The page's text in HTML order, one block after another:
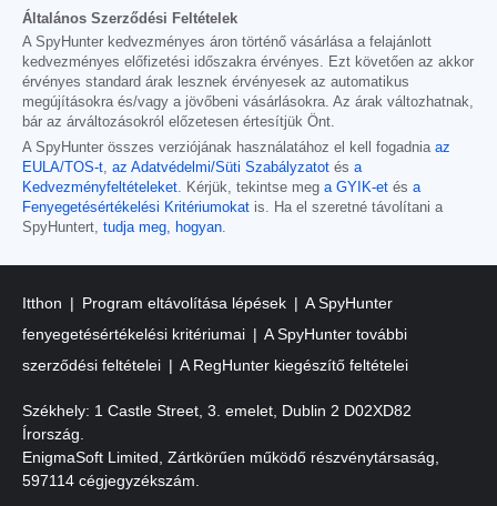
Általános Szerződési Feltételek
A SpyHunter kedvezményes áron történő vásárlása a felajánlott
kedvezményes előfizetési időszakra érvényes. Ezt követően az akkor
érvényes standard árak lesznek érvényesek az automatikus
megújításokra és/vagy a jövőbeni vásárlásokra. Az árak változhatnak,
bár az árváltozásokról előzetesen értesítjük Önt.
A SpyHunter összes verziójának használatához el kell fogadnia az
EULA/TOS-t, az Adatvédelmi/Süti Szabályzatot és a
Kedvezményfeltételeket. Kérjük, tekintse meg a GYIK-et és a
Fenyegetésértékelési Kritériumokat is. Ha el szeretné távolítani a
SpyHuntert, tudja meg, hogyan.
Itthon Program eltávolítása lépések
A SpyHunter
fenyegetésértékelési kritériumai
A SpyHunter további
szerződési feltételei
A RegHunter kiegészítő feltételei
Székhely: 1 Castle Street, 3. emelet, Dublin 2 D02XD82
Írország.
EnigmaSoft Limited, Zártkörűen működő részvénytársaság,
597114 cégjegyzékszám.